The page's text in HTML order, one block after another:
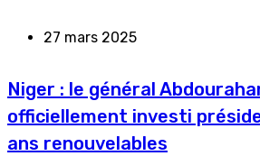
27 mars 2025
Niger : le général
officiellement investi
ans renouvelables